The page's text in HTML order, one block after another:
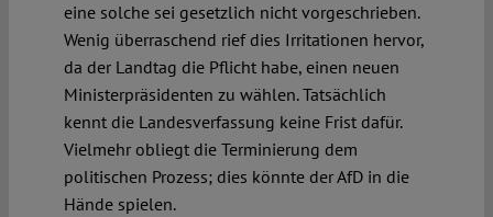
eine solche sei gesetzlich nicht vorgeschrieben.
Wenig überraschend rief dies Irritationen hervor,
da der Landtag die Pflicht habe, einen neuen
Ministerpräsidenten zu wählen. Tatsächlich
kennt die Landesverfassung keine Frist dafür.
Vielmehr obliegt die Terminierung dem
politischen Prozess; dies könnte der AfD in die
Hände spielen.